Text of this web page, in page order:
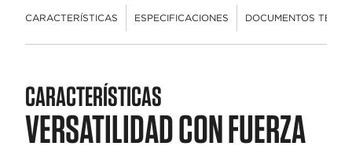
CARACTERÍSTICAS ESPECIFICACIONES DOCUMENTOS
CARACTERÍSTICAS
VERSATILIDAD CON FUERZA